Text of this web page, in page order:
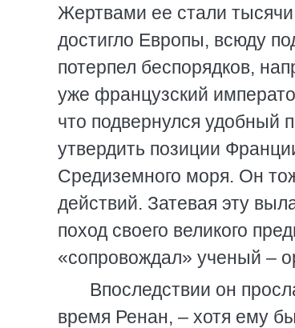
Жертвами ее стали
достигло Европы, всюду
потерпел беспорядков,
уже французский
что подвернулся удобный
утвердить позиции
Средиземного моря. Он
действий. Затевая эту
поход своего великого
«сопровождал» ученый –
Впоследствии он
время Ренан, – хотя ему